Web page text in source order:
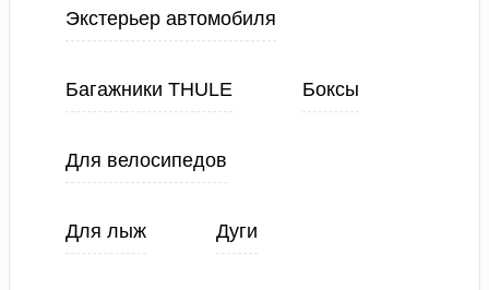
Экстерьер автомобиля
Багажники THULE Боксы
Для велосипедов
Для лыж Дуги